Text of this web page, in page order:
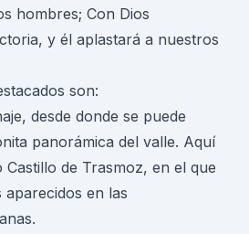
hombres; Con Dios
y él aplastará a nuestros
son:
desde donde se puede
panorámica del valle. Aquí
Castillo de Trasmoz, en el que
en las